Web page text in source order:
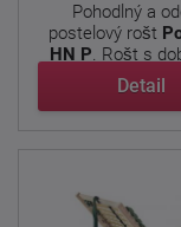
Pohodlný a
postelový rošt
HN P. Rošt s
Detail